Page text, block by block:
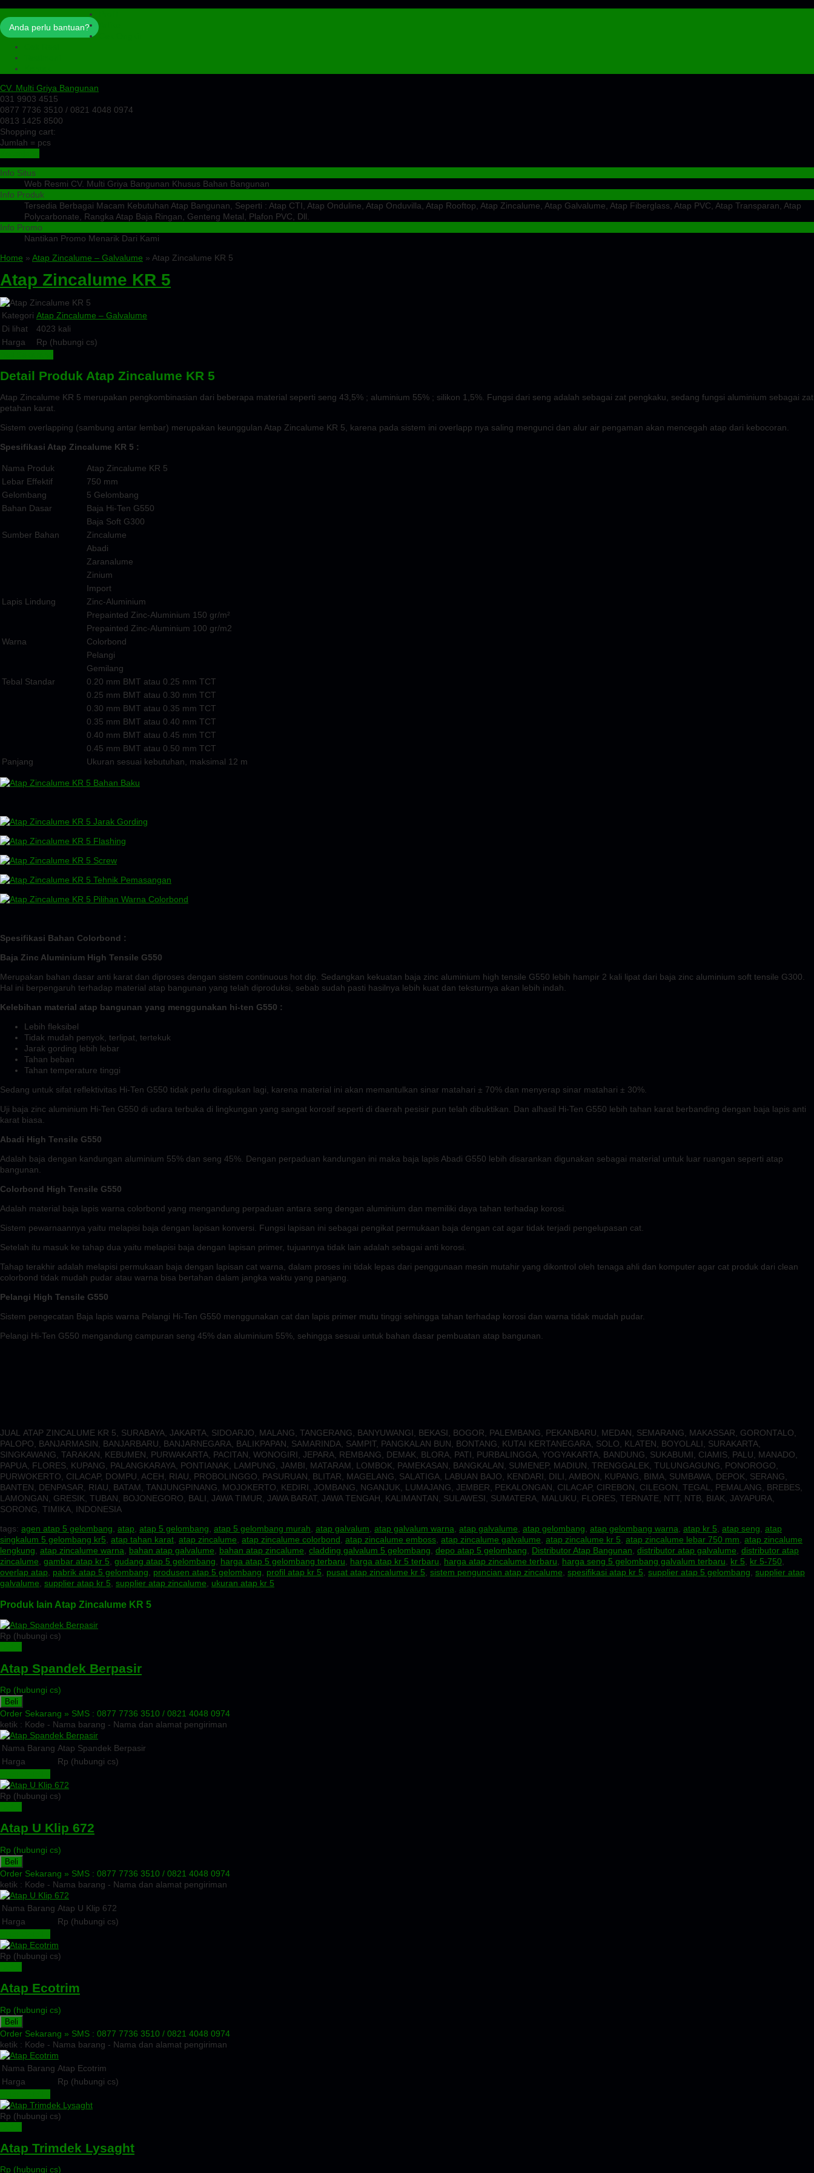
Anda perlu bantuan?
CV. Multi Griya Bangunan
031 9903 4515
0877 7736 3510 / 0821 4048 0974
0813 1425 8500
Shopping cart:
Jumlah = pcs
Info Situs
Web Resmi CV. Multi Griya Bangunan Khusus Bahan Bangunan
Info Produk
Tersedia Berbagai Macam Kebutuhan Atap Bangunan, Seperti : Atap CTI, Atap Onduline, Atap Onduvilla, Atap Rooftop, Atap Zincalume, Atap Galvalume, Atap Fiberglass, Atap PVC, Atap Transparan, Atap
Polycarbonate, Rangka Atap Baja Ringan, Genteng Metal, Plafon PVC, Dll.
Info Promo
Nantikan Promo Menarik Dari Kami
Home » Atap Zincalume – Galvalume » Atap Zincalume KR 5
Atap Zincalume KR 5
Kategori Atap Zincalume – Galvalume
Di lihat
4023 kali
Harga
Rp (hubungi cs)
Detail Produk Atap Zincalume KR 5
Atap Zincalume KR 5 merupakan pengkombinasian dari beberapa material seperti seng 43,5% ; aluminium 55% ; silikon 1,5%. Fungsi dari seng adalah sebagai zat pengkaku, sedang fungsi aluminium sebagai zat
petahan karat.
Sistem overlapping (sambung antar lembar) merupakan keunggulan Atap Zincalume KR 5, karena pada sistem ini overlapp nya saling mengunci dan alur air pengaman akan mencegah atap dari kebocoran.
Spesifikasi Atap Zincalume KR 5 :
Nama Produk
Atap Zincalume KR 5
Lebar Effektif
750 mm
Gelombang
5 Gelombang
Bahan Dasar
Baja Hi-Ten G550
Baja Soft G300
Sumber Bahan
Zincalume
Abadi
Zaranalume
Zinium
Import
Lapis Lindung
Zinc-Aluminium
Prepainted Zinc-Aluminium 150 gr/m²
Prepainted Zinc-Aluminium 100 gr/m2
Warna
Colorbond
Pelangi
Gemilang
Tebal Standar
0.20 mm BMT atau 0.25 mm TCT
0.25 mm BMT atau 0.30 mm TCT
0.30 mm BMT atau 0.35 mm TCT
0.35 mm BMT atau 0.40 mm TCT
0.40 mm BMT atau 0.45 mm TCT
0.45 mm BMT atau 0.50 mm TCT
Panjang
Ukuran sesuai kebutuhan, maksimal 12 m
Spesifikasi Bahan Colorbond :
Baja Zinc Aluminium High Tensile G550
Merupakan bahan dasar anti karat dan diproses dengan sistem continuous hot dip. Sedangkan kekuatan baja zinc aluminium high tensile G550 lebih hampir 2 kali lipat dari baja zinc aluminium soft tensile G300.
Hal ini berpengaruh terhadap material atap bangunan yang telah diproduksi, sebab sudah pasti hasilnya lebih kuat dan teksturnya akan lebih indah.
Kelebihan material atap bangunan yang menggunakan hi-ten G550 :
Lebih fleksibel
Tidak mudah penyok, terlipat, tertekuk
Jarak gording lebih lebar
Tahan beban
Tahan temperature tinggi
Sedang untuk sifat reflektivitas Hi-Ten G550 tidak perlu diragukan lagi, karena material ini akan memantulkan sinar matahari ± 70% dan menyerap sinar matahari ± 30%.
Uji baja zinc aluminium Hi-Ten G550 di udara terbuka di lingkungan yang sangat korosif seperti di daerah pesisir pun telah dibuktikan. Dan alhasil Hi-Ten G550 lebih tahan karat berbanding dengan baja lapis anti
karat biasa.
Abadi High Tensile G550
Adalah baja dengan kandungan aluminium 55% dan seng 45%. Dengan perpaduan kandungan ini maka baja lapis Abadi G550 lebih disarankan digunakan sebagai material untuk luar ruangan seperti atap
bangunan.
Colorbond High Tensile G550
Adalah material baja lapis warna colorbond yang mengandung perpaduan antara seng dengan aluminium dan memiliki daya tahan terhadap korosi.
Sistem pewarnaannya yaitu melapisi baja dengan lapisan konversi. Fungsi lapisan ini sebagai pengikat permukaan baja dengan cat agar tidak terjadi pengelupasan cat.
Setelah itu masuk ke tahap dua yaitu melapisi baja dengan lapisan primer, tujuannya tidak lain adalah sebagai anti korosi.
Tahap terakhir adalah melapisi permukaan baja dengan lapisan cat warna, dalam proses ini tidak lepas dari penggunaan mesin mutahir yang dikontrol oleh tenaga ahli dan komputer agar cat produk dari clean
colorbond tidak mudah pudar atau warna bisa bertahan dalam jangka waktu yang panjang.
Pelangi High Tensile G550
Sistem pengecatan Baja lapis warna Pelangi Hi-Ten G550 menggunakan cat dan lapis primer mutu tinggi sehingga tahan terhadap korosi dan warna tidak mudah pudar.
Pelangi Hi-Ten G550 mengandung campuran seng 45% dan aluminium 55%, sehingga sesuai untuk bahan dasar pembuatan atap bangunan.
JUAL ATAP ZINCALUME KR 5, SURABAYA, JAKARTA, SIDOARJO, MALANG, TANGERANG, BANYUWANGI, BEKASI, BOGOR, PALEMBANG, PEKANBARU, MEDAN, SEMARANG, MAKASSAR, GORONTALO,
PALOPO, BANJARMASIN, BANJARBARU, BANJARNEGARA, BALIKPAPAN, SAMARINDA, SAMPIT, PANGKALAN BUN, BONTANG, KUTAI KERTANEGARA, SOLO, KLATEN, BOYOLALI, SURAKARTA,
SINGKAWANG, TARAKAN, KEBUMEN, PURWAKARTA, PACITAN, WONOGIRI, JEPARA, REMBANG, DEMAK, BLORA, PATI, PURBALINGGA, YOGYAKARTA, BANDUNG, SUKABUMI, CIAMIS, PALU, MANADO,
PAPUA, FLORES, KUPANG, PALANGKARAYA, PONTIANAK, LAMPUNG, JAMBI, MATARAM, LOMBOK, PAMEKASAN, BANGKALAN, SUMENEP, MADIUN, TRENGGALEK, TULUNGAGUNG, PONOROGO,
PURWOKERTO, CILACAP, DOMPU, ACEH, RIAU, PROBOLINGGO, PASURUAN, BLITAR, MAGELANG, SALATIGA, LABUAN BAJO, KENDARI, DILI, AMBON, KUPANG, BIMA, SUMBAWA, DEPOK, SERANG,
BANTEN, DENPASAR, RIAU, BATAM, TANJUNGPINANG, MOJOKERTO, KEDIRI, JOMBANG, NGANJUK, LUMAJANG, JEMBER, PEKALONGAN, CILACAP, CIREBON, CILEGON, TEGAL, PEMALANG, BREBES,
LAMONGAN, GRESIK, TUBAN, BOJONEGORO, BALI, JAWA TIMUR, JAWA BARAT, JAWA TENGAH, KALIMANTAN, SULAWESI, SUMATERA, MALUKU, FLORES, TERNATE, NTT, NTB, BIAK, JAYAPURA,
SORONG, TIMIKA, INDONESIA
tags: agen atap 5 gelombang, atap, atap 5 gelombang, atap 5 gelombang murah, atap galvalum, atap galvalum warna, atap galvalume, atap gelombang, atap gelombang warna, atap kr 5, atap seng, atap
singkalum 5 gelombang kr5, atap tahan karat, atap zincalume, atap zincalume colorbond, atap zincalume emboss, atap zincalume galvalume, atap zincalume kr 5, atap zincalume lebar 750 mm, atap zincalume
lengkung, atap zincalume warna, bahan atap galvalume, bahan atap zincalume, cladding galvalum 5 gelombang, depo atap 5 gelombang, Distributor Atap Bangunan, distributor atap galvalume, distributor atap
zincalume, gambar atap kr 5, gudang atap 5 gelombang, harga atap 5 gelombang terbaru, harga atap kr 5 terbaru, harga atap zincalume terbaru, harga seng 5 gelombang galvalum terbaru, kr 5, kr 5-750,
overlap atap, pabrik atap 5 gelombang, produsen atap 5 gelombang, profil atap kr 5, pusat atap zincalume kr 5, sistem penguncian atap zincalume, spesifikasi atap kr 5, supplier atap 5 gelombang, supplier atap
galvalume, supplier atap kr 5, supplier atap zincalume, ukuran atap kr 5
Produk lain Atap Zincalume KR 5
Rp (hubungi cs)
Atap Spandek Berpasir
Rp (hubungi cs)
Beli
Order Sekarang » SMS : 0877 7736 3510 / 0821 4048 0974
ketik : Kode - Nama barang - Nama dan alamat pengiriman
Nama Barang Atap Spandek Berpasir
Harga
Rp (hubungi cs)
Rp (hubungi cs)
Atap U Klip 672
Rp (hubungi cs)
Beli
Order Sekarang » SMS : 0877 7736 3510 / 0821 4048 0974
ketik : Kode - Nama barang - Nama dan alamat pengiriman
Nama Barang Atap U Klip 672
Harga
Rp (hubungi cs)
Rp (hubungi cs)
Atap Ecotrim
Rp (hubungi cs)
Beli
Order Sekarang » SMS : 0877 7736 3510 / 0821 4048 0974
ketik : Kode - Nama barang - Nama dan alamat pengiriman
Nama Barang Atap Ecotrim
Harga
Rp (hubungi cs)
Rp (hubungi cs)
Atap Trimdek Lysaght
Rp (hubungi cs)